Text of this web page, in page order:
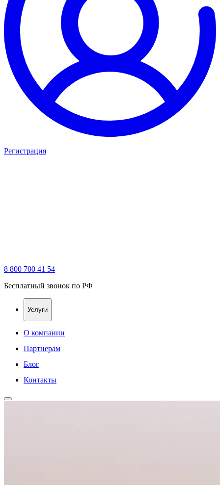
Регистрация
8 800 700 41 54
Бесплатный звонок по РФ
Услуги
О компании
Партнерам
Блог
Контакты